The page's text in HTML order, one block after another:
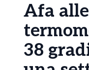
Afa
38